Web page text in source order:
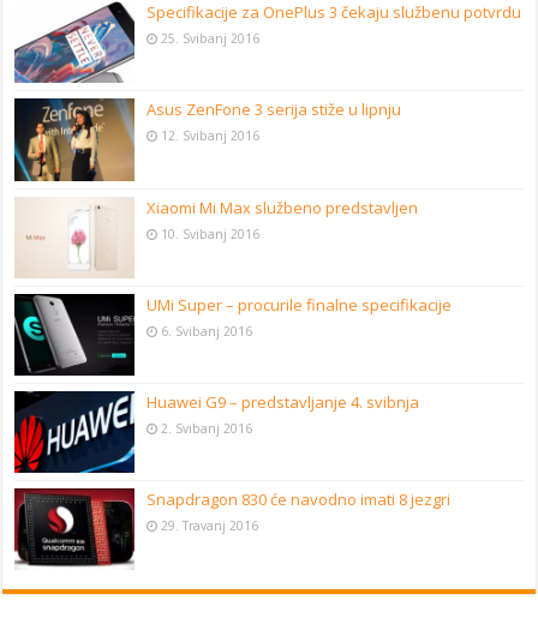
Specifikacije za OnePlus 3 čekaju službenu potvrdu
25. Svibanj 2016
Asus ZenFone 3 serija stiže u lipnju
12. Svibanj 2016
Xiaomi Mi Max službeno predstavljen
10. Svibanj 2016
UMi Super – procurile finalne specifikacije
6. Svibanj 2016
Huawei G9 – predstavljanje 4. svibnja
2. Svibanj 2016
Snapdragon 830 će navodno imati 8 jezgri
29. Travanj 2016